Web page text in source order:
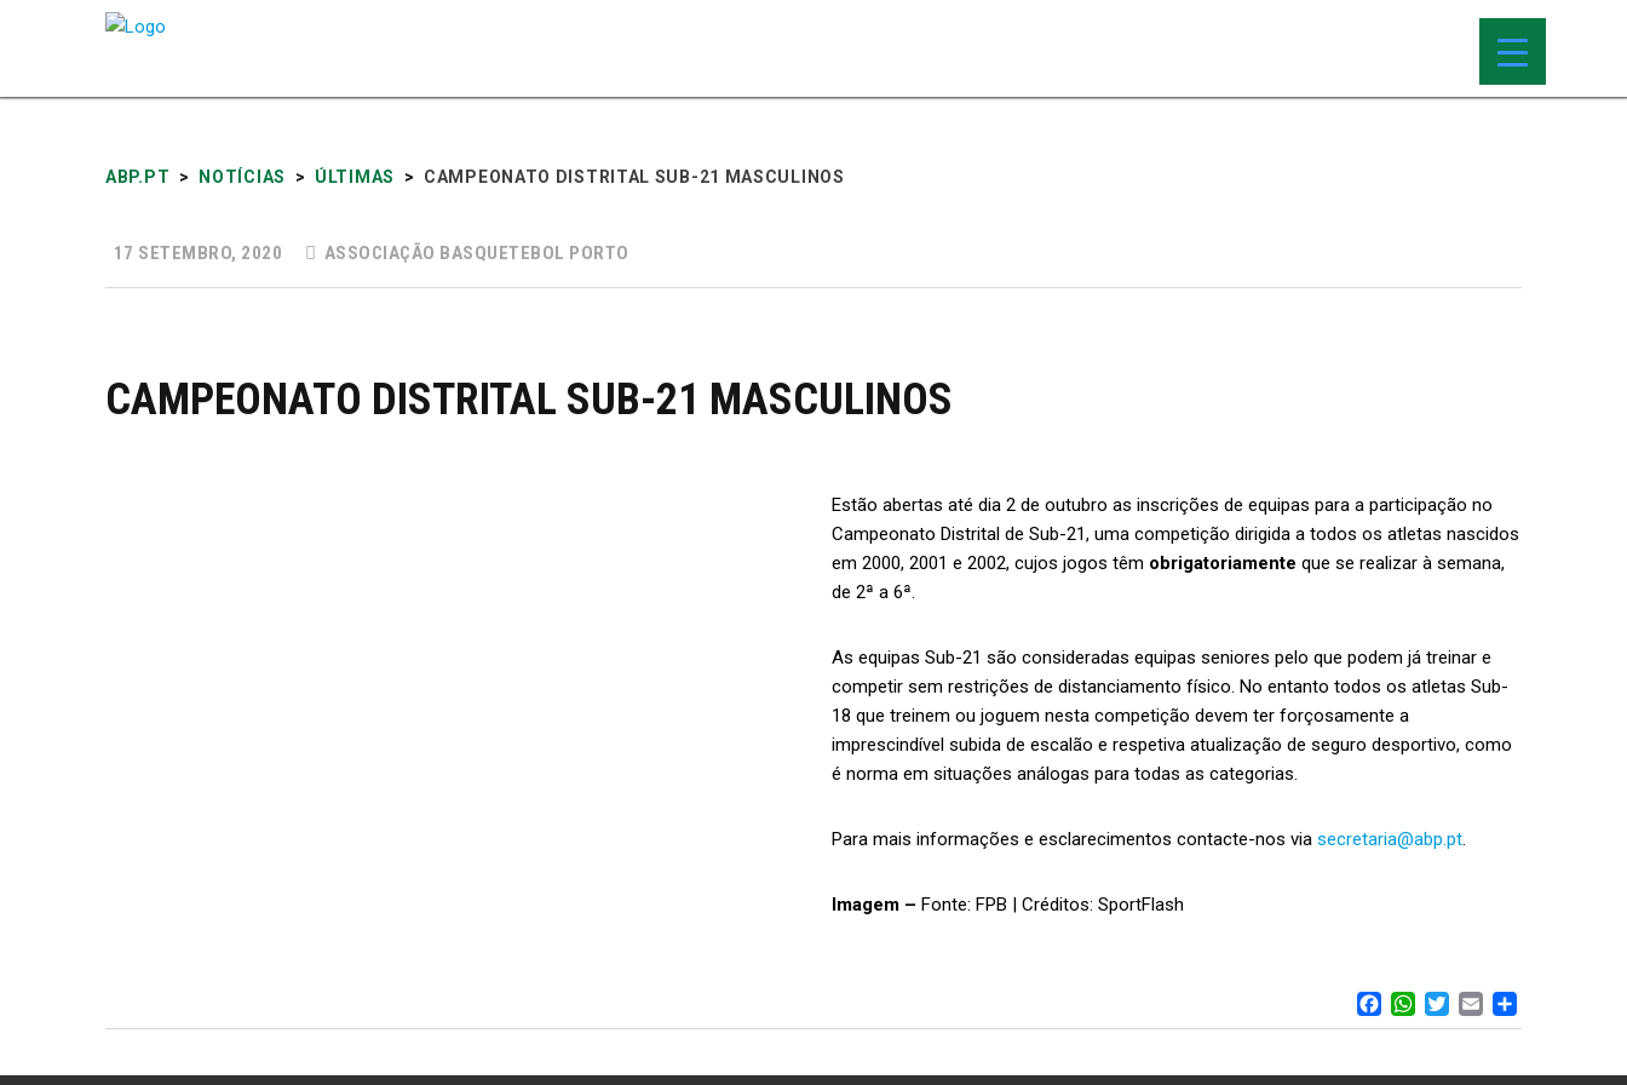
ABP.PT > NOTÍCIAS > ÚLTIMAS > CAMPEONATO DISTRITAL SUB-21 MASCULINOS
17 SETEMBRO, 2020 ASSOCIAÇÃO BASQUETEBOL PORTO
CAMPEONATO DISTRITAL SUB-21 MASCULINOS
Estão abertas até dia 2 de outubro as inscrições de equipas para a participação no
Campeonato Distrital de Sub-21, uma competição dirigida a todos os atletas nascidos
em 2000, 2001 e 2002, cujos jogos têm obrigatoriamente que se realizar à semana,
de 2ª a 6ª.
As equipas Sub-21 são consideradas equipas seniores pelo que podem já treinar e
competir sem restrições de distanciamento físico. No entanto todos os atletas Sub-
18 que treinem ou joguem nesta competição devem ter forçosamente a
imprescindível subida de escalão e respetiva atualização de seguro desportivo, como
é norma em situações análogas para todas as categorias.
Para mais informações e esclarecimentos contacte-nos via secretaria@abp.pt.
Imagem – Fonte: FPB | Créditos: SportFlash
FACEBOOK
WHATSAPP
TWITTER
EMAIL